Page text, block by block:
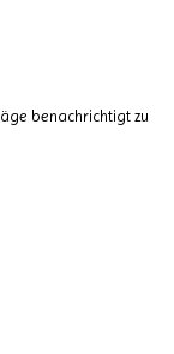
benachrichtigt zu